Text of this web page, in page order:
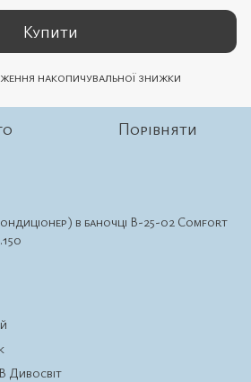
Купити
накопичувальної знижки
Порівняти
в баночці В-25-02 Comfort
Дивосвіт